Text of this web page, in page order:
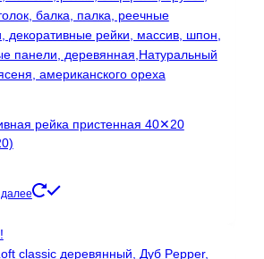
рейка пристенная 40✕20
несколько